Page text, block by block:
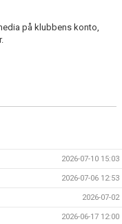
på klubbens konto,
2026-07-10 15:03
2026-07-06 12:53
2026-07-02
2026-06-17 12:00